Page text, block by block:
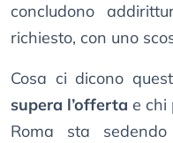
concludono
richiesto, con uno
Cosa ci dicono
supera l’offerta e chi
Roma sta